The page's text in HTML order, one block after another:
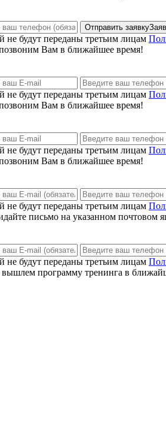
Отправить заявку
не будут переданы третьим лицам
Вам в ближайшее время!
не будут переданы третьим лицам
Вам в ближайшее время!
не будут переданы третьим лицам
Вам в ближайшее время!
не будут переданы третьим лицам
письмо на указанном почтовом
не будут переданы третьим лицам
программу тренинга в